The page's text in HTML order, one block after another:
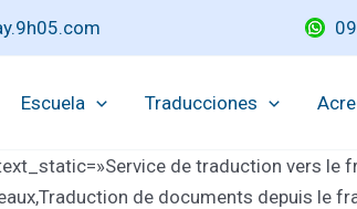
Escuela Traducciones
de traduction vers le
de documents depuis le